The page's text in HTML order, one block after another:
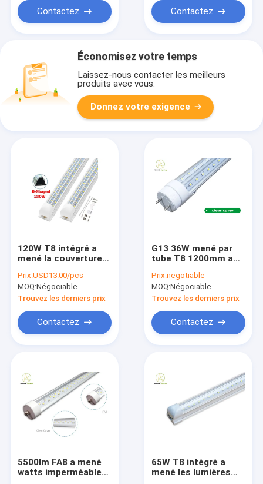
Contactez Contactez
Économisez votre temps
Laissez-nous contacter les meilleurs
produits avec vous.
Donnez votre exigence
120W T8 intégré a
mené la couverture
de lumière de tube de
rendement optimum
Prix:USD13.00/pcs
MOQ:Négociable
Trouvez les derniers prix
Contactez
G13 36W mené par
tube T8 1200mm a
allume 4 pieds 36
watts
Prix:negotiable
MOQ:Négociable
Trouvez les derniers prix
Contactez
5500lm FA8 a mené
watts imperméable
65W T8 intégré a
mené les lumières